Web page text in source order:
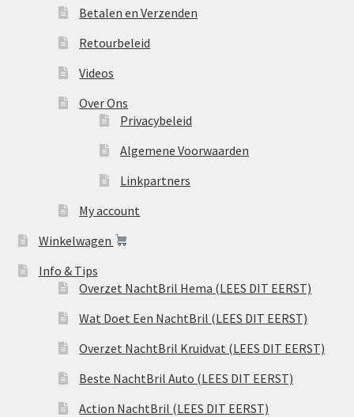
Betalen en Verzenden
Retourbeleid
Videos
Over Ons
Privacybeleid
Algemene Voorwaarden
Linkpartners
My account
Winkelwagen
Info & Tips
Overzet NachtBril Hema (LEES DIT EERST)
Wat Doet Een NachtBril (LEES DIT EERST)
Overzet NachtBril Kruidvat (LEES DIT EERST)
Beste NachtBril Auto (LEES DIT EERST)
Action NachtBril (LEES DIT EERST)